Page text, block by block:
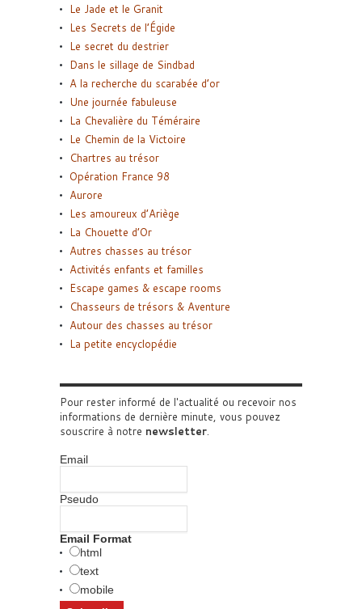
Le Jade et le Granit
Les Secrets de l’Égide
Le secret du destrier
Dans le sillage de Sindbad
A la recherche du scarabée d’or
Une journée fabuleuse
La Chevalière du Téméraire
Le Chemin de la Victoire
Chartres au trésor
Opération France 98
Aurore
Les amoureux d’Ariège
La Chouette d’Or
Autres chasses au trésor
Activités enfants et familles
Escape games & escape rooms
Chasseurs de trésors & Aventure
Autour des chasses au trésor
La petite encyclopédie
Pour rester informé de l'actualité ou recevoir nos
informations de dernière minute, vous pouvez
souscrire à notre newsletter.
Email
Pseudo
Email Format
html
text
mobile